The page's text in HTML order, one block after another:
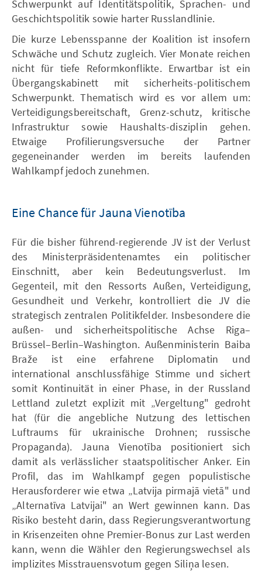
Schwerpunkt auf Identitätspolitik, Sprachen- und
Geschichtspolitik sowie harter Russlandlinie.
Die kurze Lebensspanne der Koalition ist insofern
Schwäche und Schutz zugleich. Vier Monate reichen
nicht für tiefe Reformkonflikte. Erwartbar ist ein
Übergangskabinett mit sicherheits-politischem
Schwerpunkt. Thematisch wird es vor allem um:
Verteidigungsbereitschaft, Grenz-schutz, kritische
Infrastruktur sowie Haushalts-disziplin gehen.
Etwaige Profilierungsversuche der Partner
gegeneinander werden im bereits laufenden
Wahlkampf jedoch zunehmen.
Eine Chance für Jauna Vienotība
Für die bisher führend-regierende JV ist der Verlust
des Ministerpräsidentenamtes ein politischer
Einschnitt, aber kein Bedeutungsverlust. Im
Gegenteil, mit den Ressorts Außen, Verteidigung,
Gesundheit und Verkehr, kontrolliert die JV die
strategisch zentralen Politikfelder. Insbesondere die
außen- und sicherheitspolitische Achse Riga–
Brüssel–Berlin–Washington. Außenministerin Baiba
Braže ist eine erfahrene Diplomatin und
international anschlussfähige Stimme und sichert
somit Kontinuität in einer Phase, in der Russland
Lettland zuletzt explizit mit „Vergeltung" gedroht
hat (für die angebliche Nutzung des lettischen
Luftraums für ukrainische Drohnen; russische
Propaganda). Jauna Vienotība positioniert sich
damit als verlässlicher staatspolitischer Anker. Ein
Profil, das im Wahlkampf gegen populistische
Herausforderer wie etwa „Latvija pirmajā vietā" und
„Alternatīva Latvijai" an Wert gewinnen kann. Das
Risiko besteht darin, dass Regierungsverantwortung
in Krisenzeiten ohne Premier-Bonus zur Last werden
kann, wenn die Wähler den Regierungswechsel als
implizites Misstrauensvotum gegen Siliņa lesen.